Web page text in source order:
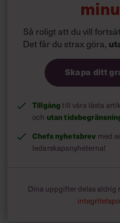
Så roligt att du vill
Det får du strax göra,
Skapa ditt
Tillgångtill våra låsta
och utan
Chefs nyhetsbrev med
ledarskapsnyheterna!
Dina uppgifter delas aldrig